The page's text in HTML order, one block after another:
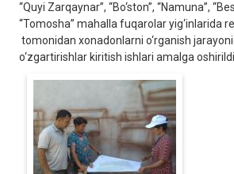
“Quyi Zarqaynar”, “Bo‘ston”, “Namuna”,
“Tomosha” mahalla fuqarolar yig‘inlarida
tomonidan xonadonlarni o‘rganish
o‘zgartirishlar kiritish ishlari amalga oshirildi.